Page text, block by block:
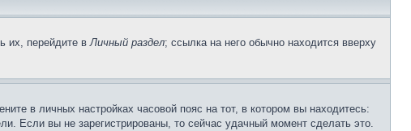
их, перейдите вЛичный раздел; ссылка на него обычно находится вверху
в личных настройках часовой пояс на тот, в котором вы находитесь:
Если вы не зарегистрированы, то сейчас удачный момент сделать это.